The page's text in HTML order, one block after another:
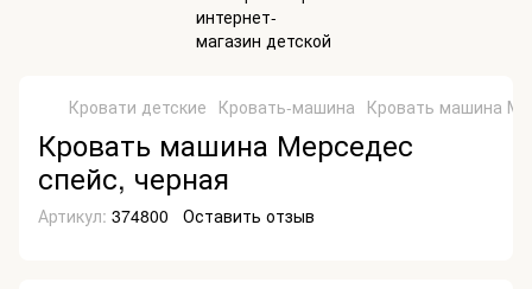
Кровати детские Кровать-машина Кровать машина
Кровать машина Мерседес
спейс, черная
Артикул: 374800 Оставить отзыв